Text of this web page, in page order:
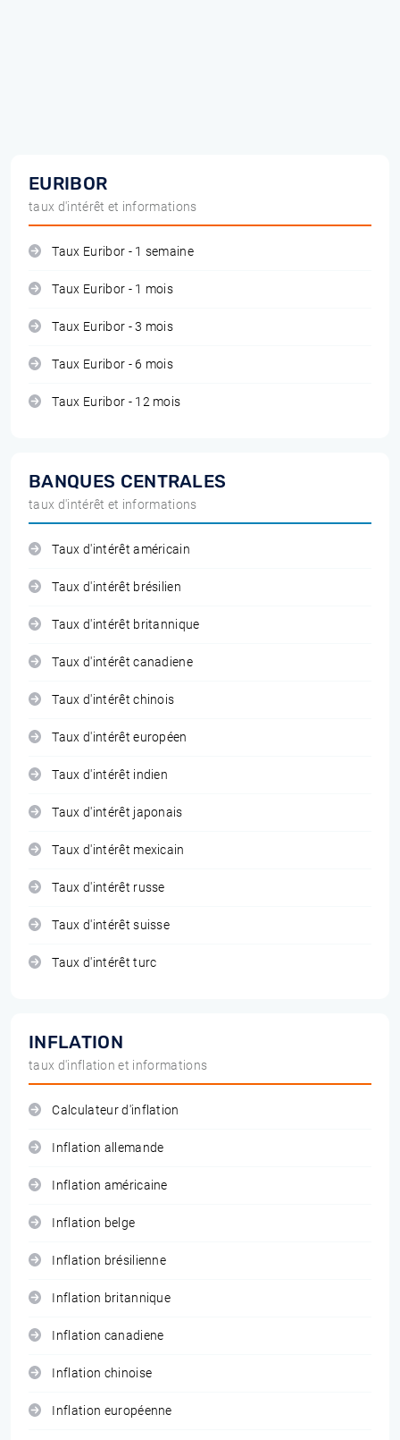
EURIBOR
taux d'intérêt et informations
Taux Euribor - 1 semaine
Taux Euribor - 1 mois
Taux Euribor - 3 mois
Taux Euribor - 6 mois
Taux Euribor - 12 mois
BANQUES CENTRALES
taux d'intérêt et informations
Taux d'intérêt américain
Taux d'intérêt brésilien
Taux d'intérêt britannique
Taux d'intérêt canadiene
Taux d'intérêt chinois
Taux d'intérêt européen
Taux d'intérêt indien
Taux d'intérêt japonais
Taux d'intérêt mexicain
Taux d'intérêt russe
Taux d'intérêt suisse
Taux d'intérêt turc
INFLATION
taux d'inflation et informations
Calculateur d'inflation
Inflation allemande
Inflation américaine
Inflation belge
Inflation brésilienne
Inflation britannique
Inflation canadiene
Inflation chinoise
Inflation européenne